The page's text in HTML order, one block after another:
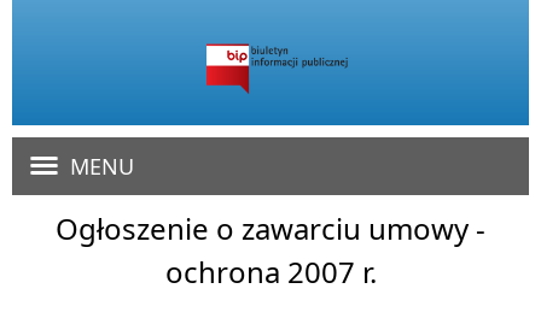
MENU
Ogłoszenie o zawarciu umowy -
ochrona 2007 r.